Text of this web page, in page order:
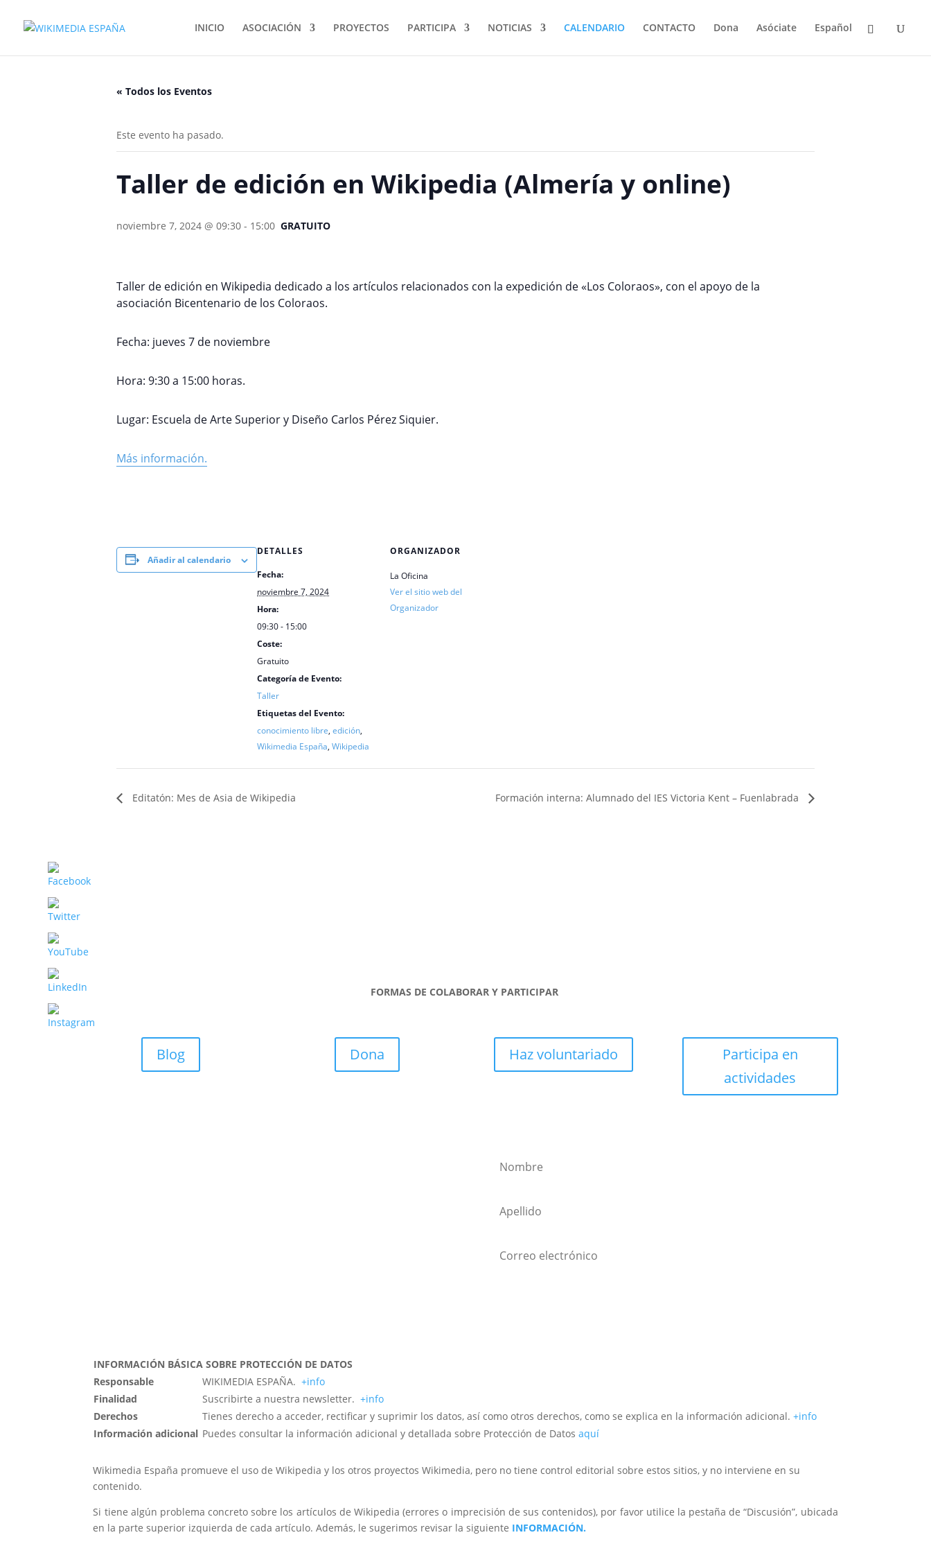
INICIO ASOCIACIÓN PROYECTOS PARTICIPA NOTICIAS CALENDARIO CONTACTO Dona Asóciate Español
« Todos los Eventos
Este evento ha pasado.
Taller de edición en Wikipedia (Almería y online)
noviembre 7, 2024 @ 09:30 - 15:00 GRATUITO
Taller de edición en Wikipedia dedicado a los artículos relacionados con la expedición de «Los Coloraos», con el apoyo de la
asociación Bicentenario de los Coloraos.
Fecha: jueves 7 de noviembre
Hora: 9:30 a 15:00 horas.
Lugar: Escuela de Arte Superior y Diseño Carlos Pérez Siquier.
Más información.
Añadir al calendario
DETALLES
Fecha:
noviembre 7, 2024
Hora:
09:30 - 15:00
Coste:
Gratuito
Categoría de Evento:
Taller
Etiquetas del Evento:
conocimiento libre, edición,
Wikimedia España, Wikipedia
ORGANIZADOR
La Oficina
Ver el sitio web del
Organizador
Editatón: Mes de Asia de Wikipedia Formación interna: Alumnado del IES Victoria Kent – Fuenlabrada
FORMAS DE COLABORAR Y PARTICIPAR
Blog Dona Haz voluntariado
Participa en
actividades
INFORMACIÓN BÁSICA SOBRE PROTECCIÓN DE DATOS
Responsable
WIKIMEDIA ESPAÑA.+info
Finalidad
Suscribirte a nuestra newsletter.+info
Derechos
Tienes derecho a acceder, rectificar y suprimir los datos, así como otros derechos, como se explica en la información adicional.+info
Información adicional Puedes consultar la información adicional y detallada sobre Protección de Datosaquí
Wikimedia España promueve el uso de Wikipedia y los otros proyectos Wikimedia, pero no tiene control editorial sobre estos sitios, y no interviene en su
contenido.
Si tiene algún problema concreto sobre los artículos de Wikipedia (errores o imprecisión de sus contenidos), por favor utilice la pestaña de “Discusión”, ubicada
en la parte superior izquierda de cada artículo. Además, le sugerimos revisar la siguiente INFORMACIÓN.